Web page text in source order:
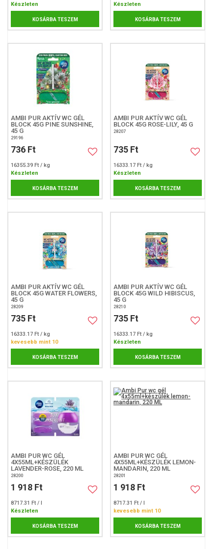
Készleten
KOSÁRBA TESZEM
Készleten
KOSÁRBA TESZEM
AMBI PUR AKTÍV WC GÉL
BLOCK 45G PINE SUNSHINE,
45 G
29196
736 Ft
16355.39 Ft / kg
Készleten
KOSÁRBA TESZEM
AMBI PUR AKTÍV WC GÉL
BLOCK 45G ROSE-LILY, 45 G
28207
735 Ft
16333.17 Ft / kg
Készleten
KOSÁRBA TESZEM
AMBI PUR AKTÍV WC GÉL
BLOCK 45G WATER FLOWERS,
45 G
28209
735 Ft
16333.17 Ft / kg
kevesebb mint 10
KOSÁRBA TESZEM
AMBI PUR AKTÍV WC GÉL
BLOCK 45G WILD HIBISCUS,
45 G
28210
735 Ft
16333.17 Ft / kg
Készleten
KOSÁRBA TESZEM
AMBI PUR WC GÉL
4X55ML+KÉSZÜLÉK
LAVENDER-ROSE, 220 ML
28200
1 918 Ft
8717.31 Ft / l
Készleten
KOSÁRBA TESZEM
AMBI PUR WC GÉL
4X55ML+KÉSZÜLÉK LEMON-
MANDARIN, 220 ML
28201
1 918 Ft
8717.31 Ft / l
kevesebb mint 10
KOSÁRBA TESZEM